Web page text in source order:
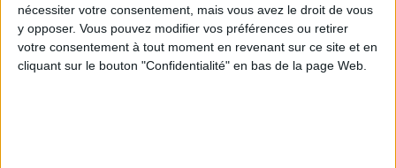
nécessiter votre consentement, mais vous avez le droit de vous
y opposer. Vous pouvez modifier vos préférences ou retirer
votre consentement à tout moment en revenant sur ce site et en
cliquant sur le bouton "Confidentialité" en bas de la page Web.
Webinaires en direct Voir tout
Chaque semaine, posez vos questions en live
en participant à des vidéo-conférences avec